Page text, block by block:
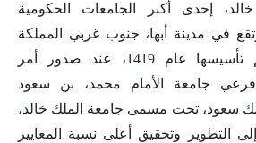
إحدى أكبر الجامعات الحكومية
في مدينة أبها، جنوب غربي المملكة
العربية السعودية، تم تأسيسها عام 1419، عند صدور أمر
جامعة الأمام محمد، بن سعود
سعود، تحت مسمى جامعة الملك خالد،
التطوير وتحقيق أعلى نسبة المعايير